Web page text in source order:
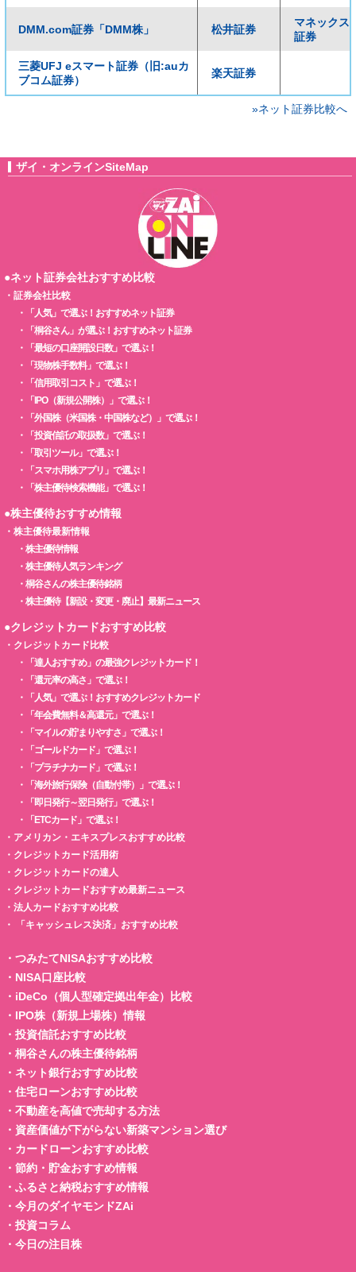
DMM.com証券「DMM株」 松井証券
マネックス
証券
三菱UFJ eスマート証券（旧:auカ
ブコム証券）
楽天証券
»ネット証券比較へ
ザイ・オンラインSiteMap
●ネット証券会社おすすめ比較
・ 証券会社比較
・
「人気」で選ぶ！おすすめネット証券
・
「桐谷さん」が選ぶ！おすすめネット証券
・
「最短の口座開設日数」で選ぶ！
・
「現物株手数料」で選ぶ！
・
「信用取引コスト」で選ぶ！
・
「IPO（新規公開株）」で選ぶ！
・
「外国株（米国株・中国株など）」で選ぶ！
・
「投資信託の取扱数」で選ぶ！
・
「取引ツール」で選ぶ！
・
「スマホ用株アプリ」で選ぶ！
・
「株主優待検索機能」で選ぶ！
●株主優待おすすめ情報
・ 株主優待最新情報
・ 株主優待情報
・ 株主優待人気ランキング
・ 桐谷さんの株主優待銘柄
・ 株主優待【新設・変更・廃止】最新ニュース
●クレジットカードおすすめ比較
・ クレジットカード比較
・
「達人おすすめ」の最強クレジットカード！
・
「還元率の高さ」で選ぶ！
・
「人気」で選ぶ！おすすめクレジットカード
・
「年会費無料＆高還元」で選ぶ！
・
「マイルの貯まりやすさ」で選ぶ！
・
「ゴールドカード」で選ぶ！
・
「プラチナカード」で選ぶ！
・
「海外旅行保険（自動付帯）」で選ぶ！
・
「即日発行～翌日発行」で選ぶ！
・
「ETCカード」で選ぶ！
・ アメリカン・エキスプレスおすすめ比較
・ クレジットカード活用術
・ クレジットカードの達人
・ クレジットカードおすすめ最新ニュース
・ 法人カードおすすめ比較
・
「キャッシュレス決済」おすすめ比較
・ つみたてNISAおすすめ比較
・ NISA口座比較
・ iDeCo（個人型確定拠出年金）比較
・ IPO株（新規上場株）情報
・ 投資信託おすすめ比較
・ 桐谷さんの株主優待銘柄
・ ネット銀行おすすめ比較
・ 住宅ローンおすすめ比較
・ 不動産を高値で売却する方法
・ 資産価値が下がらない新築マンション選び
・ カードローンおすすめ比較
・ 節約・貯金おすすめ情報
・ ふるさと納税おすすめ情報
・ 今月のダイヤモンドZAi
・ 投資コラム
・ 今日の注目株